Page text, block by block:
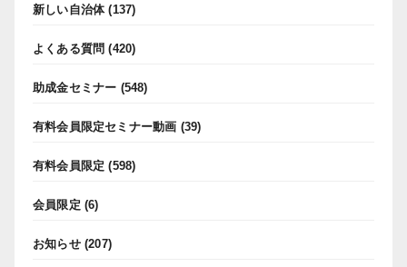
新しい自治体(137)
よくある質問 (420)
助成金セミナー (548)
有料会員限定セミナー動画 (39)
有料会員限定 (598)
会員限定 (6)
お知らせ(207)